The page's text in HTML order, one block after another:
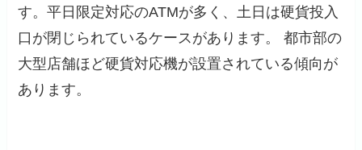
す。平日限定対応のATMが多く、土日は硬貨投入
口が閉じられているケースがあります。 都市部の
大型店舗ほど硬貨対応機が設置されている傾向が
あります。